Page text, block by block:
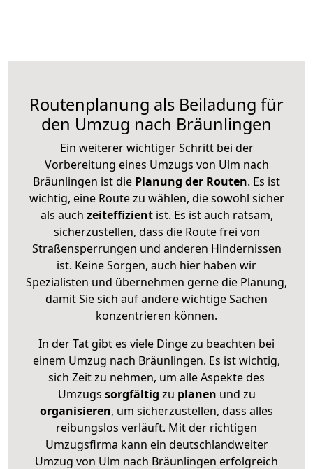
Routenplanung als Beiladung für
den Umzug nach Bräunlingen
Ein weiterer wichtiger Schritt bei der
Vorbereitung eines Umzugs von Ulm nach
Bräunlingen ist die Planung der Routen. Es ist
wichtig, eine Route zu wählen, die sowohl sicher
als auch zeiteffizientist. Es ist auch ratsam,
sicherzustellen, dass die Route frei von
Straßensperrungen und anderen Hindernissen
ist. Keine Sorgen, auch hier haben wir
Spezialisten und übernehmen gerne die Planung,
damit Sie sich auf andere wichtige Sachen
konzentrieren können.
In der Tat gibt es viele Dinge zu beachten bei
einem Umzug nach Bräunlingen. Es ist wichtig,
sich Zeit zu nehmen, um alle Aspekte des
Umzugs sorgfältig zu planen und zu
organisieren, um sicherzustellen, dass alles
reibungslos verläuft. Mit der richtigen
Umzugsfirma kann ein deutschlandweiter
Umzug von Ulm nach Bräunlingen erfolgreich